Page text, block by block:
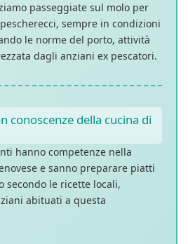
passeggiate sul molo per
sempre in condizioni
le norme del porto, attività
dagli anziani ex pescatori.
conoscenze della cucina di
hanno competenze nella
e sanno preparare piatti
secondo le ricette locali,
abituati a questa